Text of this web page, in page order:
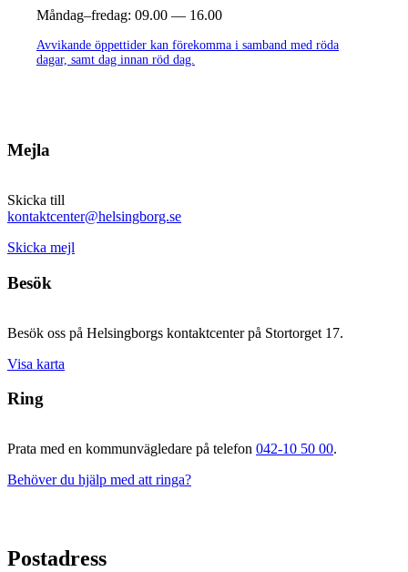
Måndag–fredag: 09.00 — 16.00
Avvikande öppettider kan förekomma i samband med röda
dagar, samt dag innan röd dag.
Mejla
Skicka till
kontaktcenter@helsingborg.se
Skicka mejl
Besök
Besök oss på Helsingborgs kontaktcenter på Stortorget 17.
Visa karta
Ring
Prata med en kommunvägledare på telefon 042-10 50 00.
Behöver du hjälp med att ringa?
Postadress